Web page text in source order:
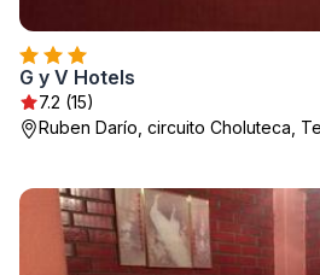
G y V Hotels
7.2 (15)
Ruben Darío, circuito Choluteca,